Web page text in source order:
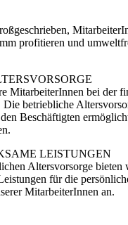
profitieren und
MitarbeiterInnen bei der
betriebliche
Beschäftigten
LEISTUNGEN
Altersvorsorge bieten
für die
MitarbeiterInnen an.